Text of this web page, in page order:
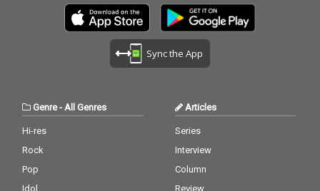
Sync the App
Genre- All Genres
Hi-res
Rock
Pop
Idol
Articles
Series
Interview
Column
Review